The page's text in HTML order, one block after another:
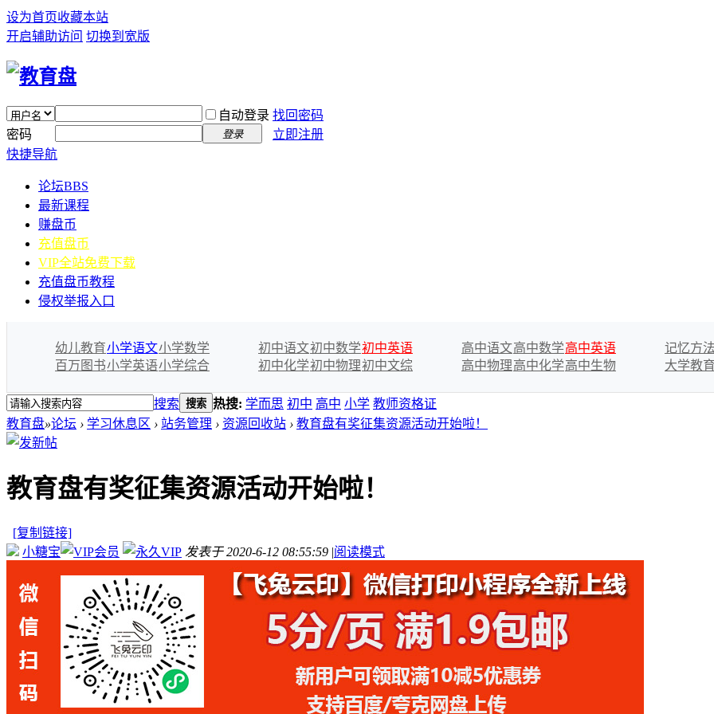
设为首页收藏本站
开启辅助访问 切换到宽版
自动登录 找回密码
密码
登录
立即注册
快捷导航
论坛BBS
最新课程
赚盘币
充值盘币
VIP全站免费下载
充值盘币教程
侵权举报入口
幼儿教育小学语文小学数学
百万图书小学英语小学综合
初中语文初中数学初中英语
初中化学初中物理初中文综
高中语文高中数学高中英语
高中物理高中化学高中生物
记忆方法
大学教育
搜索 搜索 热搜: 学而思 初中 高中 小学 教师资格证
教育盘»论坛 › 学习休息区 › 站务管理 › 资源回收站 › 教育盘有奖征集资源活动开始啦！
教育盘有奖征集资源活动开始啦！
[复制链接]
小糖宝
发表于 2020-6-12 08:55:59 |阅读模式